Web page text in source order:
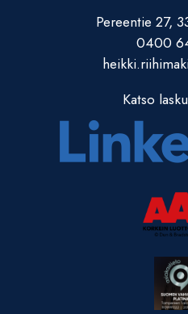
Pereentie 27,
0400
Katso